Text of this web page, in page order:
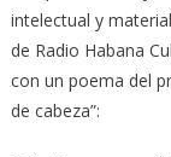
intelectual y
de Radio Habana
con un poema del
de cabeza”: